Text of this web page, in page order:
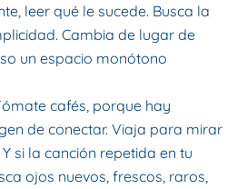
leer qué le sucede. Busca la
Cambia de lugar de
un espacio monótono
cafés, porque hay
de conectar. Viaja para mirar
si la canción repetida en tu
ojos nuevos, frescos, raros,